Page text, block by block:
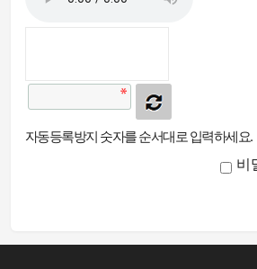
자동등록방지 숫자를 순서대로 입력하세요.
비